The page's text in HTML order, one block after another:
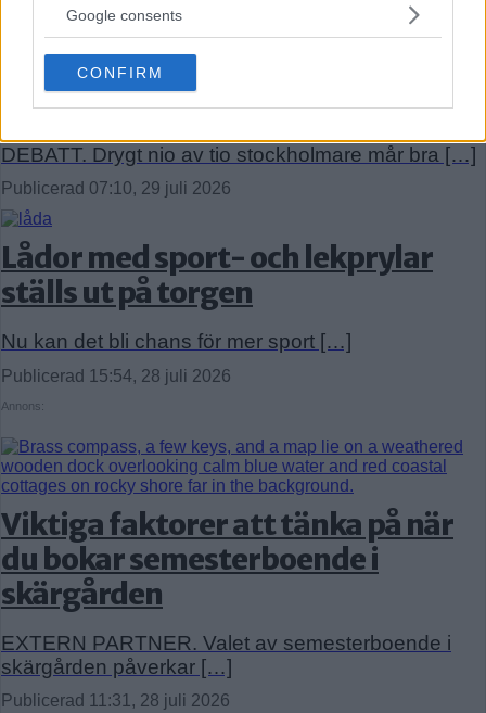
not limited to your visit or usage behaviour. You may click to
use your data for below specified purposes in below Google
consent section.
Google consents
CONFIRM
Varannan vuxen har hälsofarligt
dålig kondition – så vänder vi
trenden
DEBATT. Drygt nio av tio stockholmare mår bra […]
Publicerad 07:10, 29 juli 2026
Lådor med sport- och lekprylar
ställs ut på torgen
Nu kan det bli chans för mer sport […]
Publicerad 15:54, 28 juli 2026
Annons:
Viktiga faktorer att tänka på när
du bokar semesterboende i
skärgården
EXTERN PARTNER. Valet av semesterboende i
skärgården påverkar […]
Publicerad 11:31, 28 juli 2026